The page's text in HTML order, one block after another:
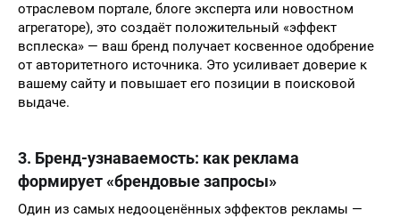
отраслевом портале, блоге эксперта или новостном
агрегаторе), это создаёт положительный «эффект
всплеска» — ваш бренд получает косвенное одобрение
от авторитетного источника. Это усиливает доверие к
вашему сайту и повышает его позиции в поисковой
выдаче.
3. Бренд-узнаваемость: как реклама
формирует «брендовые запросы»
Один из самых недооценённых эффектов рекламы —